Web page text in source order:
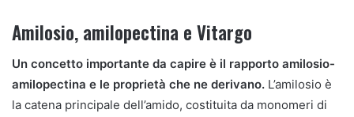
Amilosio, amilopectina e Vitargo
Un concetto importante da capire è il rapporto amilosio-
amilopectina e le proprietà che ne derivano. L’amilosio è
la catena principale dell’amido, costituita da monomeri di